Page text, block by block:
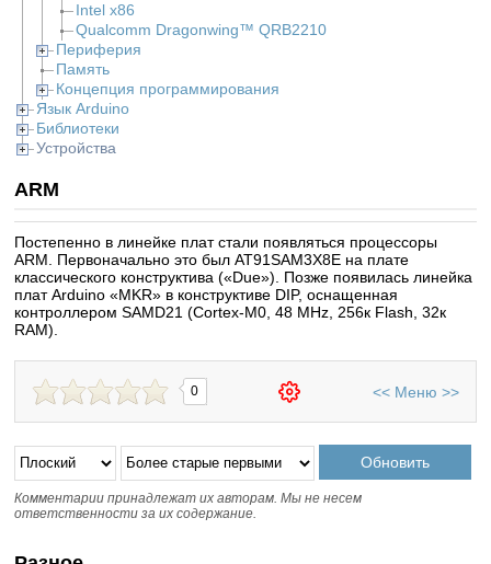
Intel x86
Qualcomm Dragonwing™ QRB2210
Периферия
Память
Концепция программирования
Язык Arduino
Библиотеки
Устройства
ARM
Постепенно в линейке плат стали появляться процессоры
ARM. Первоначально это был AT91SAM3X8E на плате
классического конструктива («Due»). Позже появилась линейка
плат Arduino «MKR» в конструктиве DIP, оснащенная
контроллером SAMD21 (Cortex-M0, 48 MHz, 256к Flash, 32к
RAM).
0 << Меню >>
Комментарии принадлежат их авторам. Мы не несем
ответственности за их содержание.